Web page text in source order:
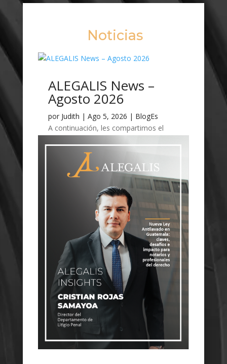
Noticias
ALEGALIS News –
Agosto 2026
por Judith | Ago 5, 2026 | BlogEs
A continuación, les compartimos el